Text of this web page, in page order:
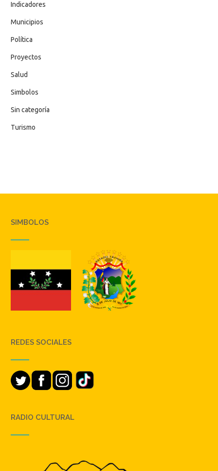
Indicadores
Municipios
Política
Proyectos
Salud
Simbolos
Sin categoría
Turismo
SIMBOLOS
REDES SOCIALES
RADIO CULTURAL